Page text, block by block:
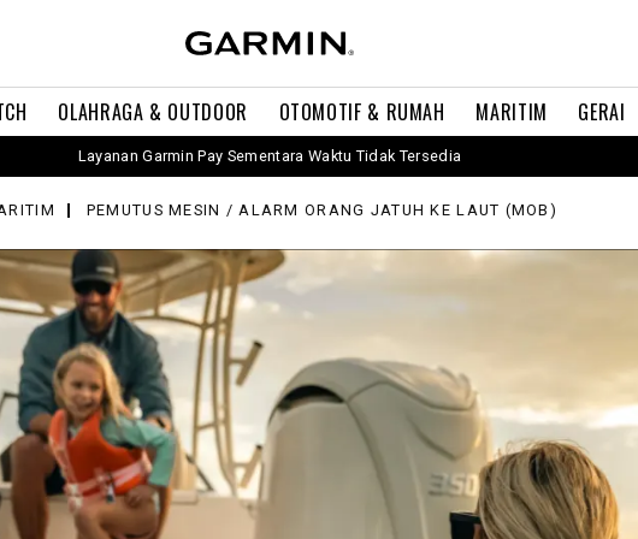
OLAHRAGA & OUTDOOR OTOMOTIF & RUMAH MARITIM GERAI
Layanan Garmin Pay Sementara Waktu Tidak Tersedia
PEMUTUS MESIN / ALARM ORANG JATUH KE LAUT (MOB)